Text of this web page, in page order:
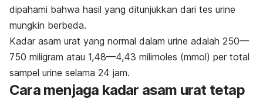
dipahami bahwa hasil yang ditunjukkan dari tes urine
mungkin berbeda.
Kadar asam urat yang normal dalam urine adalah 250—
750 miligram atau 1,48—4,43 milimoles (mmol) per total
sampel urine selama 24 jam.
Cara menjaga kadar asam urat tetap